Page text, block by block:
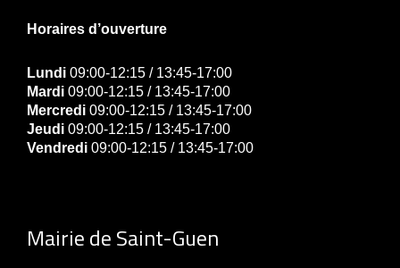
Horaires d’ouverture
Lundi 09:00-12:15 / 13:45-17:00
Mardi 09:00-12:15 / 13:45-17:00
Mercredi 09:00-12:15 / 13:45-17:00
Jeudi 09:00-12:15 / 13:45-17:00
Vendredi 09:00-12:15 / 13:45-17:00
Mairie de Saint-Guen